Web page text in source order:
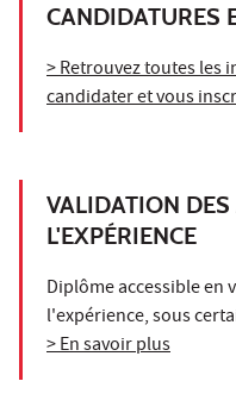
CANDIDATURES
> Retrouvez toutes
candidater et vous
VALIDATION
L'EXPÉRIENCE
Diplôme accessible en
l'expérience, sous
> En savoir plus